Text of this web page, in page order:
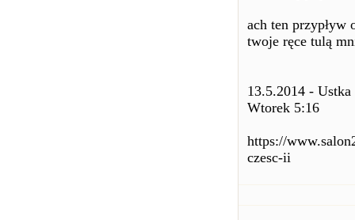
ach ten przypływ
twoje ręce tulą
13.5.2014 - Ustka
Wtorek 5:16
https://
czesc-ii